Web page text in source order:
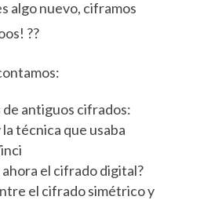
algo nuevo, ciframos
??
antiguos cifrados:
técnica que usaba
ahora el cifrado digital?
el cifrado simétrico y